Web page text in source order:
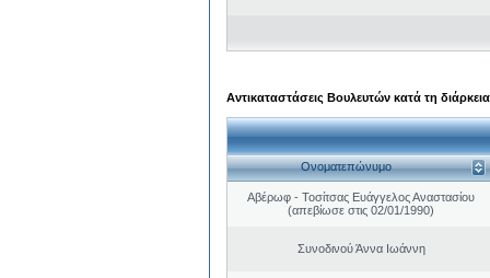
Αντικαταστάσεις Βουλευτών κατά τη
Ονοματεπώνυμο
Αβέρωφ - Τοσίτσας Ευάγγελος Αναστασίου
(απεβίωσε στις 02/01/1990)
Συνοδινού Άννα Ιωάννη